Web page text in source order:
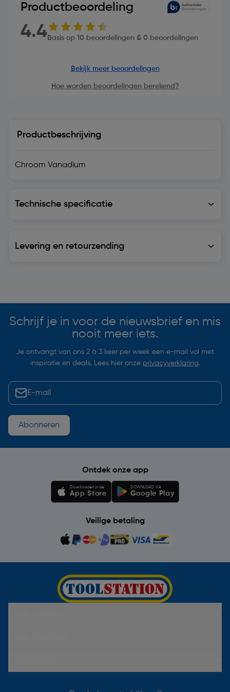
Productbeoordeling
4.4Basis op 10 beoordelingen & 0 beoordelingen
Bekijk meer beoordelingen
Hoe worden beoordelingen berekend?
Productbeschrijving
Chroom Vanadium
Technische specificatie
Levering en retourzending
Schrijf je in voor de nieuwsbrief en mis
nooit meer iets.
Je ontvangt van ons 2 à 3 keer per week een e-mail vol met
inspiratie en deals. Lees hier onze privacyverklaring.
Abonneren
Ontdek onze app
Downloaden in de
App Store
DOWNLOAD VIA
Google Play
Veilige betaling